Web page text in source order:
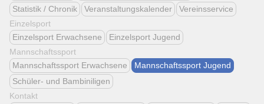
Statistik / Chronik
Veranstaltungskalender
Vereinsservice
Einzelsport
Einzelsport Erwachsene
Einzelsport Jugend
Mannschaftssport
Mannschaftssport Erwachsene
Mannschaftssport Jugend
Schüler- und Bambiniligen
Kontakt